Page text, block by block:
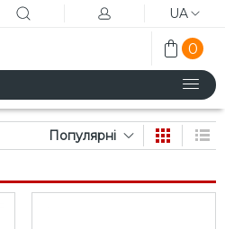
UA
0
Популярні